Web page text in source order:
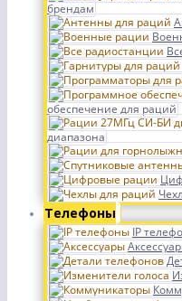
брендам
обеспечение для раций
диапазона
Телефоны
IP